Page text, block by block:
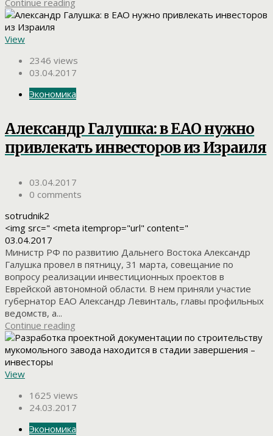
View
2346 views
03.04.2017
Экономика
Александр Галушка: в ЕАО нужно
привлекать инвесторов из Израиля
03.04.2017
0 comments
sotrudnik2
<img src=" <meta itemprop="url" content="
03.04.2017
Министр РФ по развитию Дальнего Востока Александр
Галушка провел в пятницу, 31 марта, совещание по
вопросу реализации инвестиционных проектов в
Еврейской автономной области. В нем приняли участие
губернатор ЕАО Александр Левинталь, главы профильных
ведомств, а...
Continue reading
View
1625 views
24.03.2017
Экономика